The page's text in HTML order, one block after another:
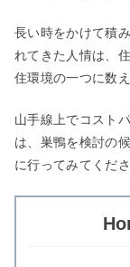
長い時をかけて積
れてきた人情は、
住環境の一つに数
山手線上でコスト
は、巣鴨を検討の
に行ってみてくださ